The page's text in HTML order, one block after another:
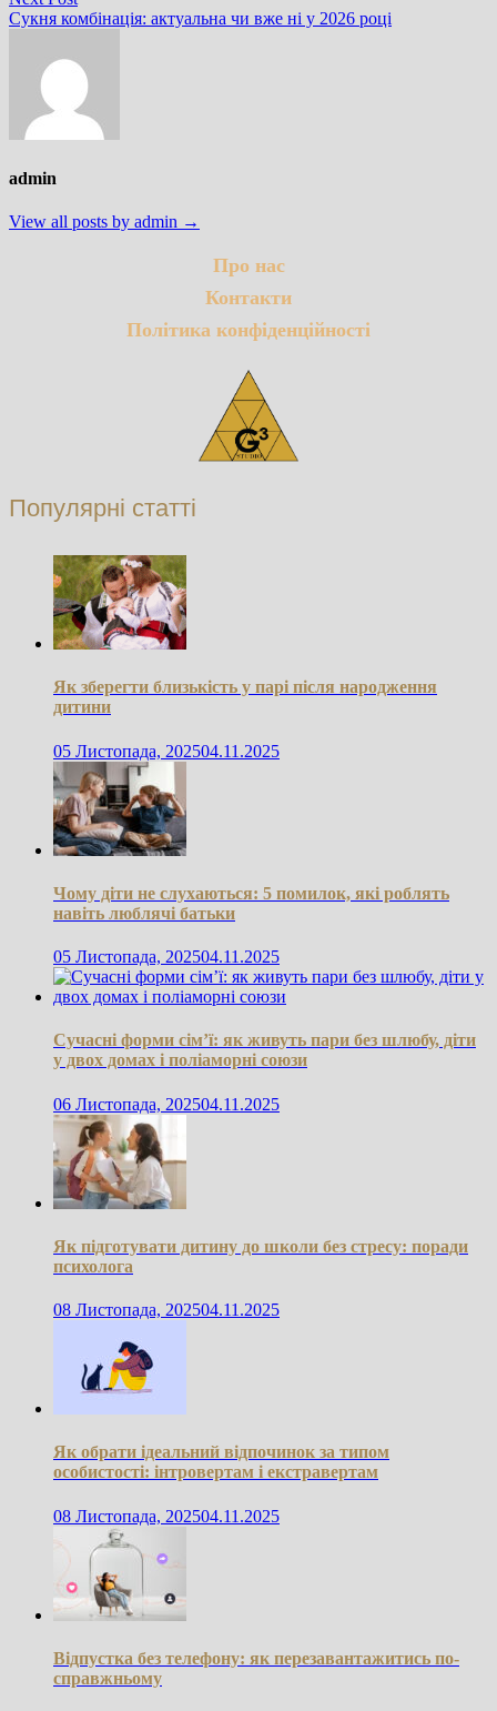
post:
Сукня комбінація: актуальна чи вже ні у 2026 році
admin
View all posts by admin →
Про нас
Контакти
Політика конфіденційності
Популярні статті
Як зберегти близькість у парі після народження
дитини
05 Листопада, 202504.11.2025
Чому діти не слухаються: 5 помилок, які роблять
навіть люблячі батьки
05 Листопада, 202504.11.2025
Сучасні форми сім’ї: як живуть пари без шлюбу, діти
у двох домах і поліаморні союзи
06 Листопада, 202504.11.2025
Як підготувати дитину до школи без стресу: поради
психолога
08 Листопада, 202504.11.2025
Як обрати ідеальний відпочинок за типом
особистості: інтровертам і екстравертам
08 Листопада, 202504.11.2025
Відпустка без телефону: як перезавантажитись по-
справжньому